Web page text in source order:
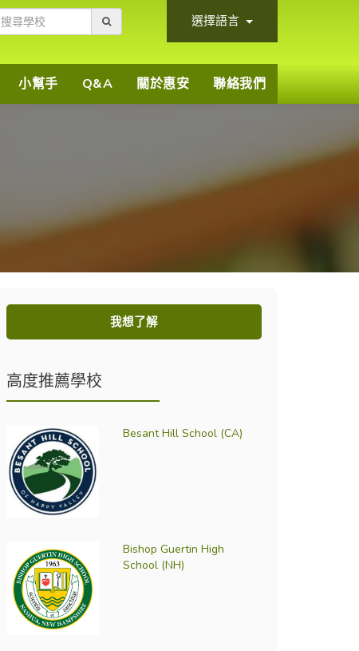
選擇語言
小幫手 Q&A 關於惠安 聯絡我們
我想了解
高度推薦學校
Besant Hill School (CA)
Bishop Guertin High
School (NH)